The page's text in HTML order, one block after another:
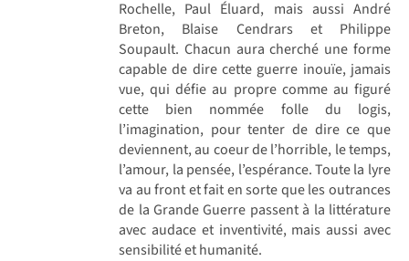
Rochelle, Paul Éluard, mais aussi André
Breton, Blaise Cendrars et Philippe
Soupault. Chacun aura cherché une forme
capable de dire cette guerre inouïe, jamais
vue, qui défie au propre comme au figuré
cette bien nommée folle du logis,
l’imagination, pour tenter de dire ce que
deviennent, au coeur de l’horrible, le temps,
l’amour, la pensée, l’espérance. Toute la lyre
va au front et fait en sorte que les outrances
de la Grande Guerre passent à la littérature
avec audace et inventivité, mais aussi avec
sensibilité et humanité.